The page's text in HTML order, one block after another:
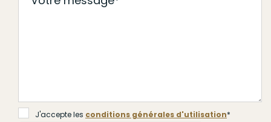
J'accepte les conditions générales d'utilisation*